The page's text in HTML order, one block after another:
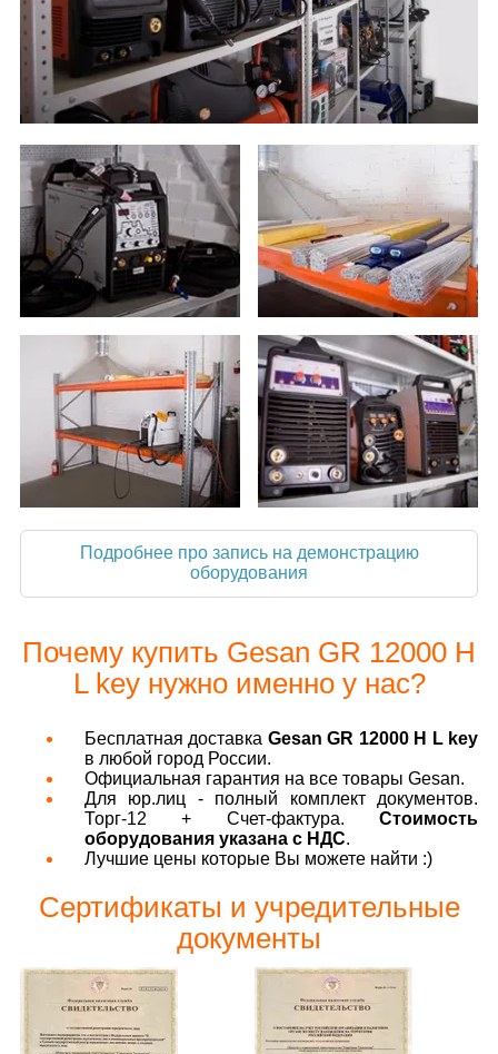
Подробнее про запись на демонстрацию
оборудования
Почему купить Gesan GR 12000 H
L key нужно именно у нас?
Бесплатная доставка Gesan GR 12000 H L key
в любой город России.
Официальная гарантия на все товары Gesan.
Для юр.лиц - полный комплект документов.
Торг-12 + Счет-фактура. Стоимость
оборудования указана с НДС.
Лучшие цены которые Вы можете найти :)
Сертификаты и учредительные
документы